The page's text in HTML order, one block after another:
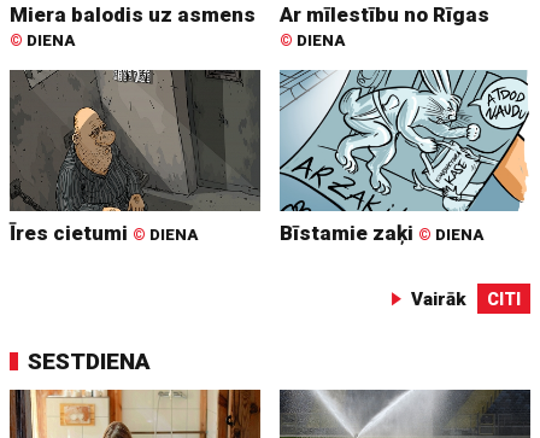
Miera balodis uz asmens
© DIENA
Ar mīlestību no Rīgas
© DIENA
Īres cietumi © DIENA Bīstamie zaķi © DIENA
Vairāk CITI
SESTDIENA